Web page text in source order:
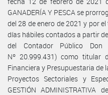
GANADERÍA Y PESCA se
del 28 de enero de 2021 y por
días hábiles contados a partir
del Contador Público Don
Nº 20.999.431) como titular
Financiera y Presupuestaria de
Proyectos Sectoriales y
GESTIÓN ADMINISTRATIVA